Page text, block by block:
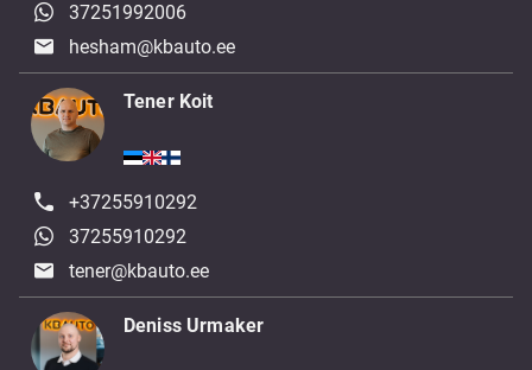
37251992006
hesham@kbauto.ee
Tener Koit
+37255910292
37255910292
tener@kbauto.ee
Deniss Urmaker